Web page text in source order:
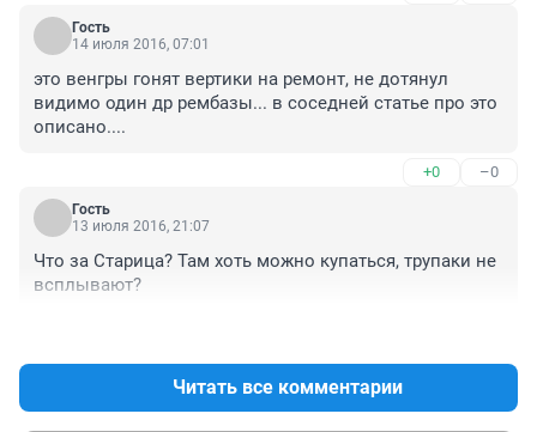
Гость
14 июля 2016, 07:01
это венгры гонят вертики на ремонт, не дотянул
видимо один др рембазы... в соседней статье про это
описано....
+0 –0
Гость
13 июля 2016, 21:07
Что за Старица? Там хоть можно купаться, трупаки не
всплывают?
Читать все комментарии